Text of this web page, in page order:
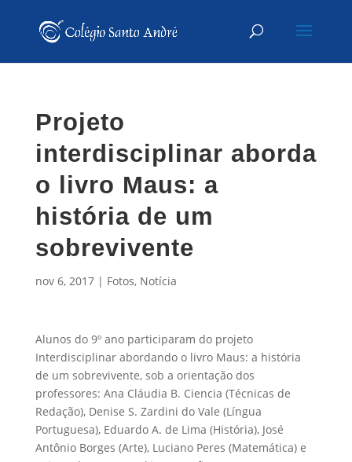
Projeto
interdisciplinar aborda
o livro Maus: a
história de um
sobrevivente
nov 6, 2017| Fotos, Notícia
Alunos do 9º ano participaram do projeto
Interdisciplinar abordando o livro Maus: a história
de um sobrevivente, sob a orientação dos
professores: Ana Cláudia B. Ciencia (Técnicas de
Redação), Denise S. Zardini do Vale (Língua
Portuguesa), Eduardo A. de Lima (História), José
Antônio Borges (Arte), Luciano Peres (Matemática) e